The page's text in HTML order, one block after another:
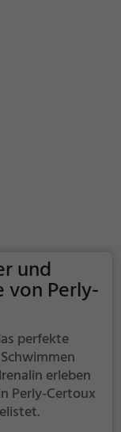
und
von Perly-
perfekte
erleben
Perly-Certoux